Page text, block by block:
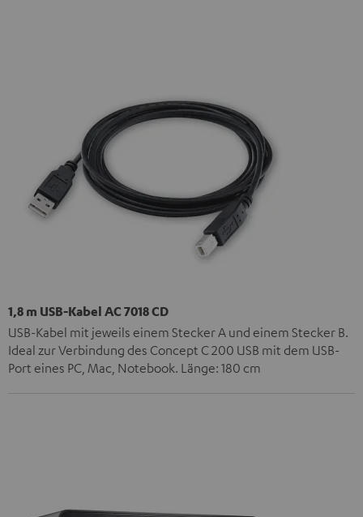
1,8 m USB-Kabel AC 7018 CD
USB-Kabel mit jeweils einem Stecker A und einem Stecker B.
Ideal zur Verbindung des Concept C 200 USB mit dem USB-
Port eines PC, Mac, Notebook. Länge: 180 cm